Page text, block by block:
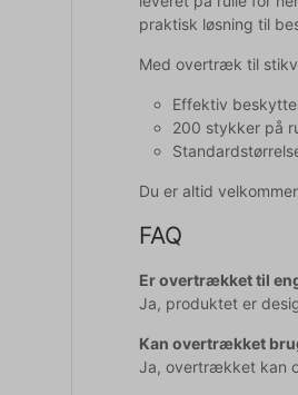
praktisk løsning til
Med overtræk til
Effektiv
200 stykker på
Du er altid
FAQ
Er overtrækket til
Ja, produktet er
Kan overtrækket
Ja, overtrækket kan